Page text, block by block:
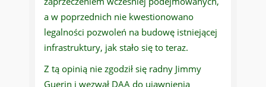
a w poprzednich nie kwestionowano
legalności pozwoleń na budowę istniejącej
infrastruktury, jak stało się to teraz.
Z tą opinią nie zgodził się radny Jimmy
Guerin i wezwał DAA do ujawnienia